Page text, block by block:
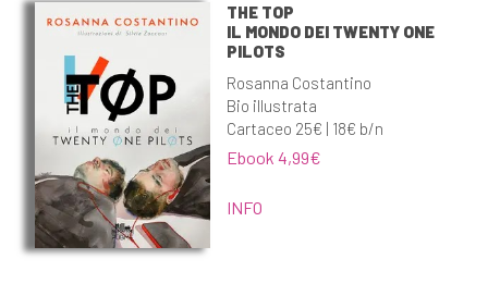
THE TOP
IL MONDO DEI TWENTY ONE
PILOTS
Rosanna Costantino
Bio illustrata
Cartaceo 25€ | 18€ b/n
Ebook 4,99€
INFO